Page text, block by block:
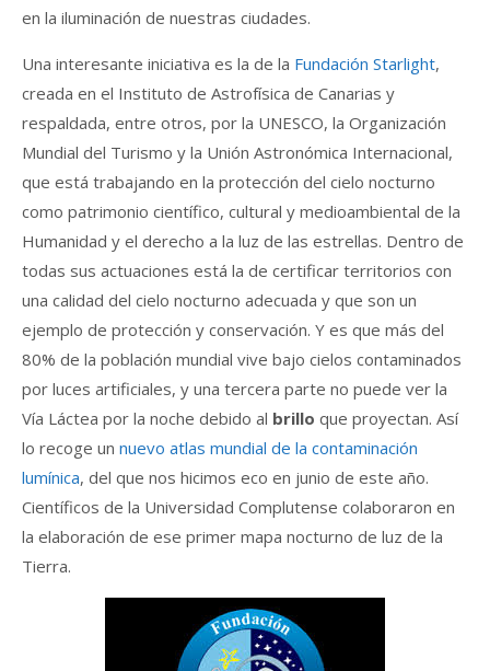
en la iluminación de nuestras ciudades.
Una interesante iniciativa es la de la Fundación Starlight,
creada en el Instituto de Astrofísica de Canarias y
respaldada, entre otros, por la UNESCO, la Organización
Mundial del Turismo y la Unión Astronómica Internacional,
que está trabajando en la protección del cielo nocturno
como patrimonio científico, cultural y medioambiental de la
Humanidad y el derecho a la luz de las estrellas. Dentro de
todas sus actuaciones está la de certificar territorios con
una calidad del cielo nocturno adecuada y que son un
ejemplo de protección y conservación. Y es que más del
80% de la población mundial vive bajo cielos contaminados
por luces artificiales, y una tercera parte no puede ver la
Vía Láctea por la noche debido al brillo que proyectan. Así
lo recoge un nuevo atlas mundial de la contaminación
lumínica, del que nos hicimos eco en junio de este año.
Científicos de la Universidad Complutense colaboraron en
la elaboración de ese primer mapa nocturno de luz de la
Tierra.